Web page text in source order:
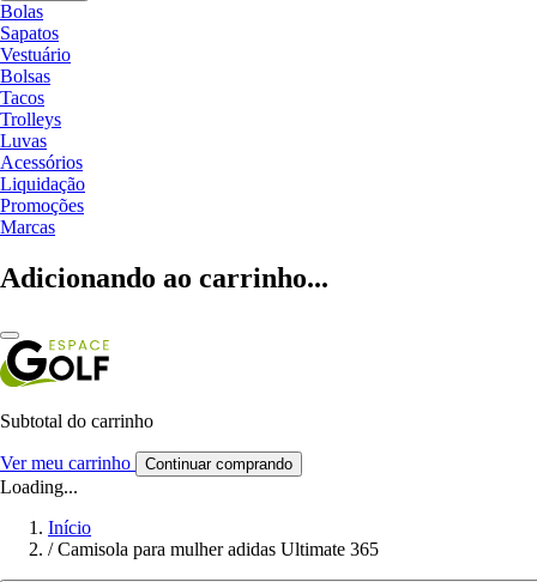
Bolas
Sapatos
Vestuário
Bolsas
Tacos
Trolleys
Luvas
Acessórios
Liquidação
Promoções
Marcas
Adicionando ao carrinho...
Subtotal do carrinho
Ver meu carrinho Continuar comprando
Loading...
Início
/ Camisola para mulher adidas Ultimate 365